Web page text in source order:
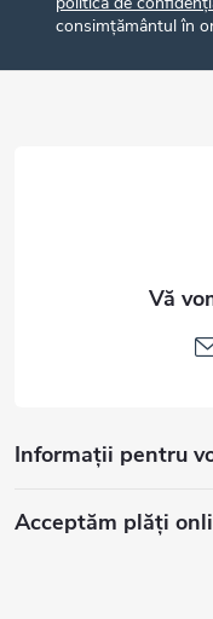
o
consimțământul în
Informații pentru
Acceptăm plăţi